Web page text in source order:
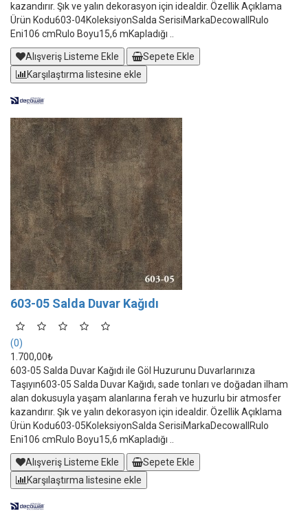
kazandırır. Şık ve yalın dekorasyon için idealdir. Özellik Açıklama
Ürün Kodu603-04KoleksiyonSalda SerisiMarkaDecowallRulo
Eni106 cmRulo Boyu15,6 mKapladığı ..
Alışveriş Listeme Ekle
Sepete Ekle
Karşılaştırma listesine ekle
603-05 Salda Duvar Kağıdı
(0)
1.700,00₺
603-05 Salda Duvar Kağıdı ile Göl Huzurunu Duvarlarınıza
Taşıyın603-05 Salda Duvar Kağıdı, sade tonları ve doğadan ilham
alan dokusuyla yaşam alanlarına ferah ve huzurlu bir atmosfer
kazandırır. Şık ve yalın dekorasyon için idealdir. Özellik Açıklama
Ürün Kodu603-05KoleksiyonSalda SerisiMarkaDecowallRulo
Eni106 cmRulo Boyu15,6 mKapladığı ..
Alışveriş Listeme Ekle
Sepete Ekle
Karşılaştırma listesine ekle